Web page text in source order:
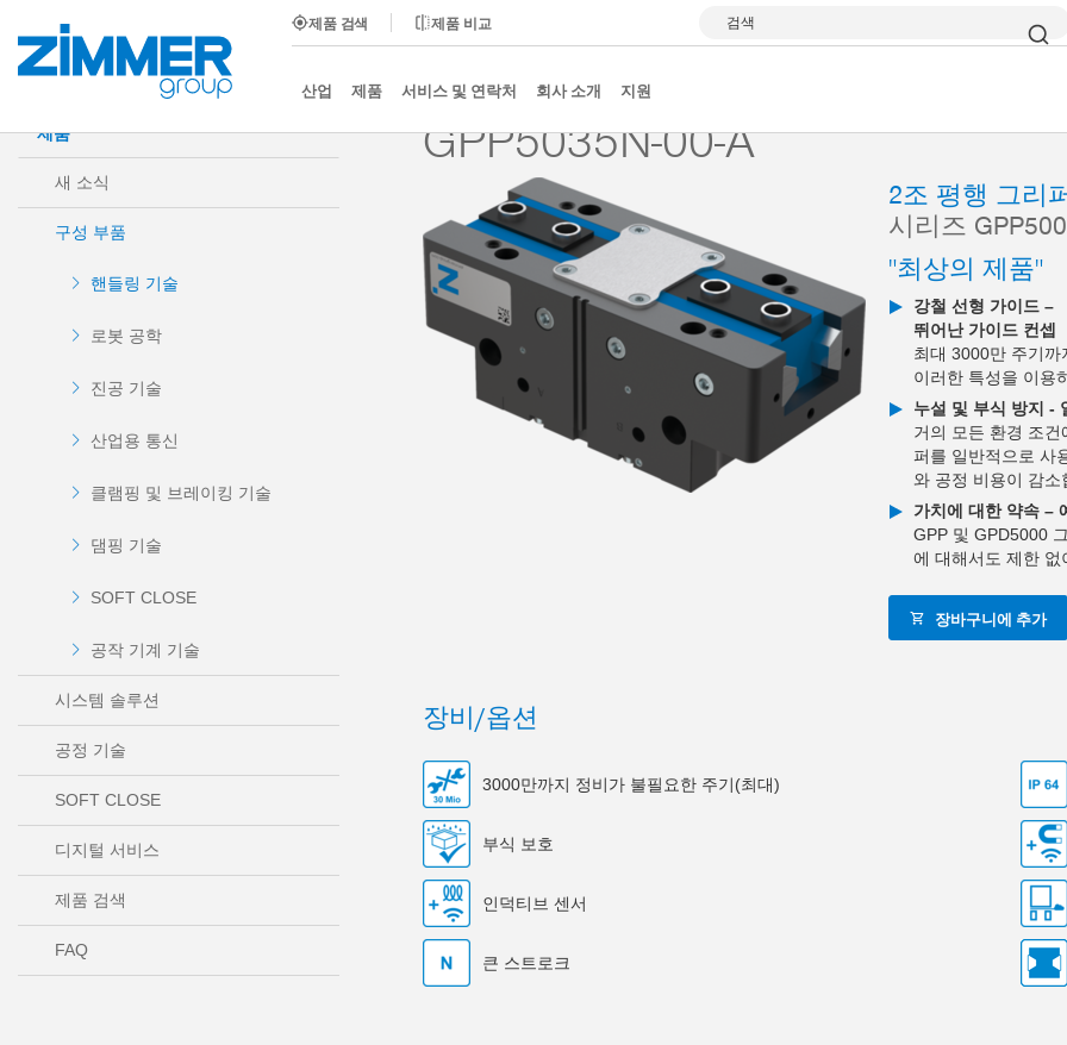
제품 검색 제품 비교 검색
산업 제품 서비스 및 연락처 회사 소개 지원
시작 제품 구성 부품 핸들링 기술 2-조 평행 그리퍼 시리즈 GPP5000 GPP5035N-00-A
제품
새 소식
구성 부품
핸들링 기술
로봇 공학
진공 기술
산업용 통신
클램핑 및 브레이킹 기술
댐핑 기술
SOFT CLOSE
공작 기계 기술
시스템 솔루션
공정 기술
SOFT CLOSE
디지털 서비스
제품 검색
FAQ
GPP5035N-00-A
2조 평행 그리
시리즈
"최상의 제품"
강철 선형 가이드 –
뛰어난 가이드 컨셉
최대 3000만 주기까
이러한 특성을 이용
누설 및 부식 방지 -
거의 모든 환경 조
퍼를 일반적으로 사
와 공정 비용이 감소
가치에 대한 약속 –
GPP 및 GPD5000
에 대해서도 제한
장바구니에 추가
장비/옵션
3000만까지 정비가 불필요한 주기(최대)
부식 보호
인덕티브 센서
큰 스트로크